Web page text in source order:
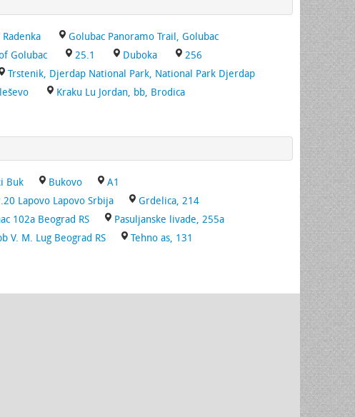
Radenka
Golubac Panoramo Trail, Golubac
Golubac 25.1 Duboka
256
Trstenik, Djerdap National Park, National Park Djerdap
Kraku Lu Jordan, bb, Brodica
Buk Bukovo
A1
Lapovo Lapovo Srbija
Grdelica, 214
102a Beograd RS
Pasuljanske livade, 255a
V. M. Lug Beograd RS
Tehno as, 131